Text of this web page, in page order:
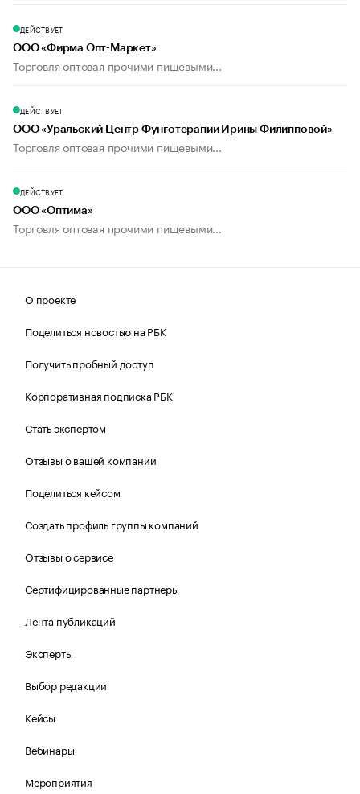
ДЕЙСТВУЕТ
ООО «Фирма Опт-Маркет»
Торговля оптовая прочими пищевыми...
ДЕЙСТВУЕТ
ООО «Уральский Центр Фунготерапии Ирины Филипповой»
Торговля оптовая прочими пищевыми...
ДЕЙСТВУЕТ
ООО «Оптима»
Торговля оптовая прочими пищевыми...
О проекте
Поделиться новостью на РБК
Получить пробный доступ
Корпоративная подписка РБК
Стать экспертом
Отзывы о вашей компании
Поделиться кейсом
Создать профиль группы компаний
Отзывы о сервисе
Сертифицированные партнеры
Лента публикаций
Эксперты
Выбор редакции
Кейсы
Вебинары
Мероприятия